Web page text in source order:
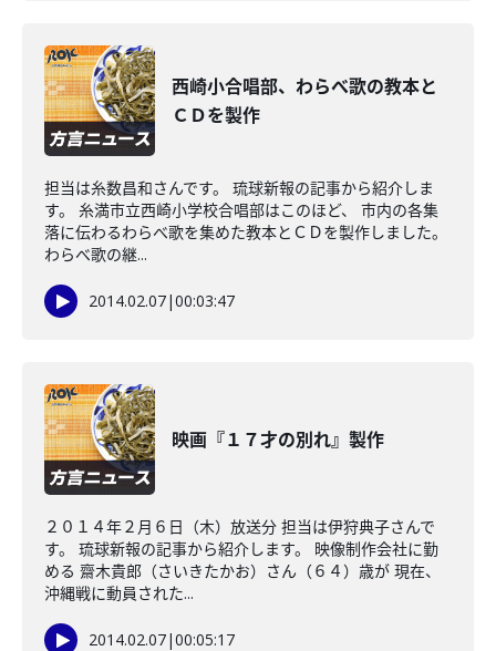
西崎小合唱部、わらべ歌の教本と
ＣＤを製作
担当は糸数昌和さんです。 琉球新報の記事から紹介しま
す。 糸満市立西崎小学校合唱部はこのほど、 市内の各集
落に伝わるわらべ歌を集めた教本とＣＤを製作しました。
わらべ歌の継...
2014.02.07|00:03:47
映画『１７才の別れ』製作
２０１４年２月６日（木）放送分 担当は伊狩典子さんで
す。 琉球新報の記事から紹介します。 映像制作会社に勤
める 齋木貴郎（さいきたかお）さん（６４）歳が 現在、
沖縄戦に動員された...
2014.02.07|00:05:17